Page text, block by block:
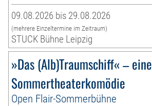
09.08.2026 bis 29.08.2026
(mehrere Einzeltermine im Zeitraum)
STUCK Bühne Leipzig
»Das (Alb)Traumschiff« – eine
Sommertheaterkomödie
Open Flair-Sommerbühne